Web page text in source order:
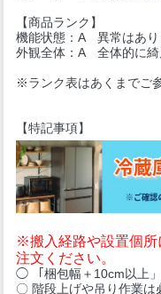
【商品ランク】
機能状態：A 異常はあり
外観全体：A 全体的に綺
※ランク表はあくまでご
【特記事項】
※搬入経路や設置個所
注文ください。
◯ 「梱包幅＋10cm以上」
〇 階段上げや吊り作業は